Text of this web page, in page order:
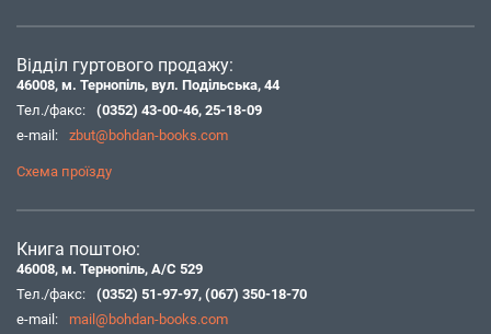
Відділ гуртового продажу:
46008, м. Тернопіль, вул. Подільська, 44
Тел./факс:
(0352) 43-00-46, 25-18-09
e-mail:
zbut@bohdan-books.com
Схема проїзду
Книга поштою:
46008, м. Тернопіль, А/С 529
Тел./факс:
(0352) 51-97-97, (067) 350-18-70
e-mail:
mail@bohdan-books.com